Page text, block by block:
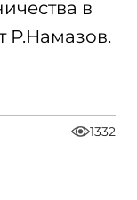
в
Р.Намазов.
1332